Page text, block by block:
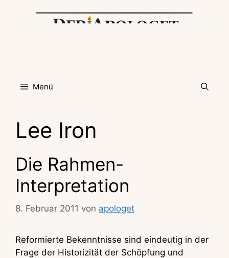
Menü
Lee Iron
Die Rahmen-
Interpretation
8. Februar 2011 von apologet
Reformierte Bekenntnisse sind eindeutig in der
Frage der Historizität der Schöpfung und